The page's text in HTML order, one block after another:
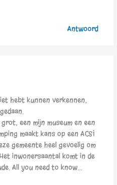
Antwoord
hebt kunnen verkennen,
een mijn museum en een
maakt kans op een ACSI
gemeente heel gevoelig om
inwonersaantal komt in de
All you need to know…